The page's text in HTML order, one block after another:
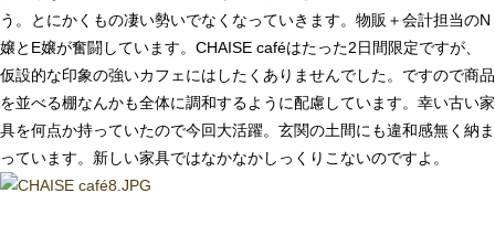
う。とにかくもの凄い勢いでなくなっていきます。物販＋会計担当のN
嬢とE嬢が奮闘しています。CHAISE caféはたった2日間限定ですが、
仮設的な印象の強いカフェにはしたくありませんでした。ですので商品
を並べる棚なんかも全体に調和するように配慮しています。幸い古い家
具を何点か持っていたので今回大活躍。玄関の土間にも違和感無く納ま
っています。新しい家具ではなかなかしっくりこないのですよ。